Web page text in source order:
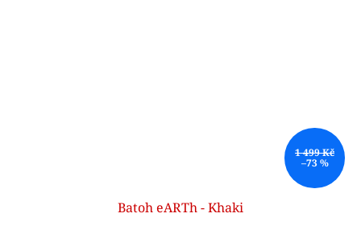
1 499 Kč
–73 %
Batoh eARTh - Khaki